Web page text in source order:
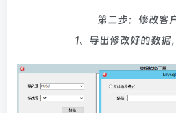
第二步：修改客
1、导出修改好的数据